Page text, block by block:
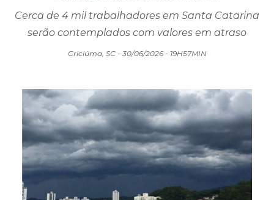
Seguro Defeso: R$ 874,5 milhões começam a
ser pagos a pescadores de SC
Cerca de 4 mil trabalhadores em Santa Catarina
Criciúma, SC - 30/06/2026 - 19H57MIN